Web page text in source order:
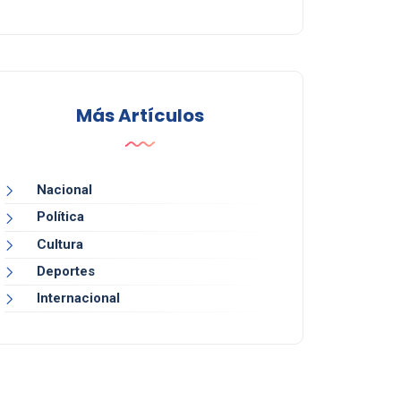
Más Artículos
Nacional
Política
Cultura
Deportes
Internacional